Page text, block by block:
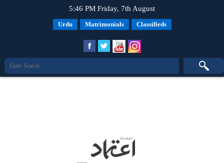
5:46 PM Friday, 7th August
Urdu Matrimonials Classifieds